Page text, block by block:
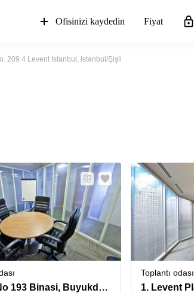
Ofisinizi kaydedin Fiyat
209 4 Levent Istanbul, Istanbul/Şişli
Levent No 193 Binasi, Buyukdere cad. No 193 K.2, 4.Levent
Toplantı odası